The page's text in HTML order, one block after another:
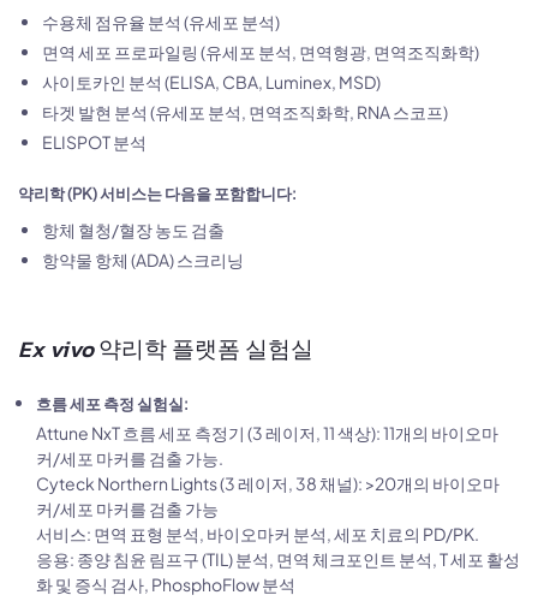
수용체 점유율 분석 (유세포 분석)
면역 세포 프로파일링 (유세포 분석, 면역형광, 면역조직화학)
사이토카인 분석 (ELISA, CBA, Luminex, MSD)
타겟 발현 분석 (유세포 분석, 면역조직화학, RNA 스코프)
ELISPOT 분석
약리학 (PK) 서비스는 다음을 포함합니다:
항체 혈청/혈장 농도 검출
항약물 항체 (ADA) 스크리닝
Ex vivo약리학 플랫폼 실험실
흐름 세포 측정 실험실:
Attune NxT 흐름 세포 측정기 (3 레이저, 11 색상): 11개의 바이오마
커/세포 마커를 검출 가능.
Cyteck Northern Lights (3 레이저, 38 채널): >20개의 바이오마
커/세포 마커를 검출 가능
서비스: 면역 표형 분석, 바이오마커 분석, 세포 치료의 PD/PK.
응용: 종양 침윤 림프구 (TIL) 분석, 면역 체크포인트 분석, T 세포 활성
화 및 증식 검사, PhosphoFlow 분석